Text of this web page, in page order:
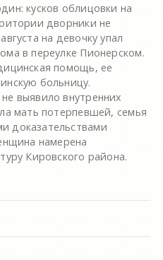
кусков облицовки на
дворники не
на девочку упал
в переулке Пионерском.
помощь, ее
больницу.
выявило внутренних
мать потерпевшей, семья
доказательствами
намерена
Кировского района.